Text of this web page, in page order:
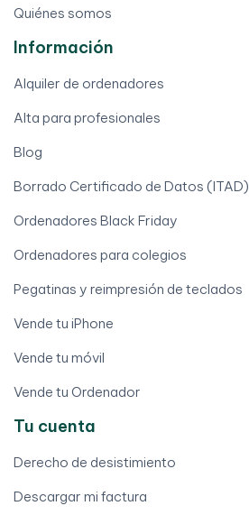
Quiénes somos
Información
Alquiler de ordenadores
Alta para profesionales
Blog
Borrado Certificado de Datos (ITAD)
Ordenadores Black Friday
Ordenadores para colegios
Pegatinas y reimpresión de teclados
Vende tu iPhone
Vende tu móvil
Vende tu Ordenador
Tu cuenta
Derecho de desistimiento
Descargar mi factura